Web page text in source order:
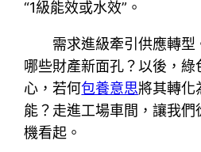
“1級能效或水效”。
需求進級牽引供應轉型
哪些財產新面孔？以後，綠
心，若何包養意思將其轉化
能？走進工場車間，讓我
機看起。